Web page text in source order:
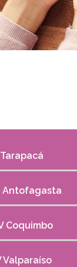
Antofagasta
Coquimbo
Valparaíso